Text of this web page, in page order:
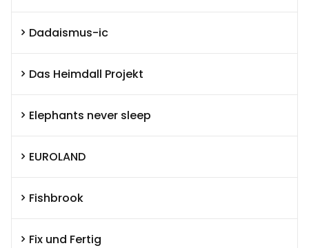
Dadaismus-ic
Das Heimdall Projekt
Elephants never sleep
EUROLAND
Fishbrook
Fix und Fertig